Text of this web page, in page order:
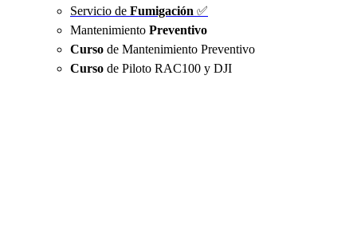
Servicio de Fumigación ✅
Mantenimiento Preventivo
Curso de Mantenimiento Preventivo
Curso de Piloto RAC100 y DJI